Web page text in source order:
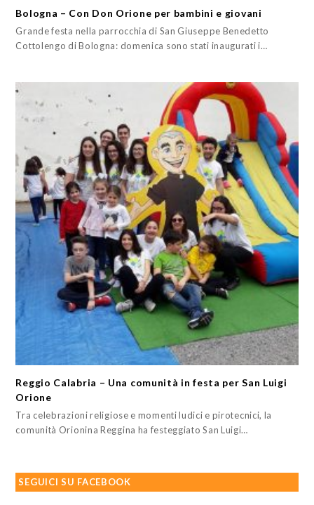
Bologna – Con Don Orione per bambini e giovani
Grande festa nella parrocchia di San Giuseppe Benedetto
Cottolengo di Bologna: domenica sono stati inaugurati i…
Reggio Calabria – Una comunità in festa per San Luigi
Orione
Tra celebrazioni religiose e momenti ludici e pirotecnici, la
comunità Orionina Reggina ha festeggiato San Luigi…
SEGUICI SU FACEBOOK